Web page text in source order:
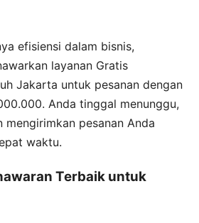
efisiensi dalam bisnis,
layanan Gratis
Jakarta untuk pesanan dengan
Anda tinggal menunggu,
mengirimkan pesanan Anda
waktu.
Terbaik untuk